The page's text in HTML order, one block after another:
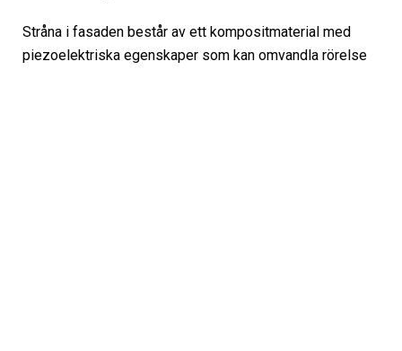
Stråna i fasaden består av ett kompositmaterial med
piezoelektriska egenskaper som kan omvandla rörelse